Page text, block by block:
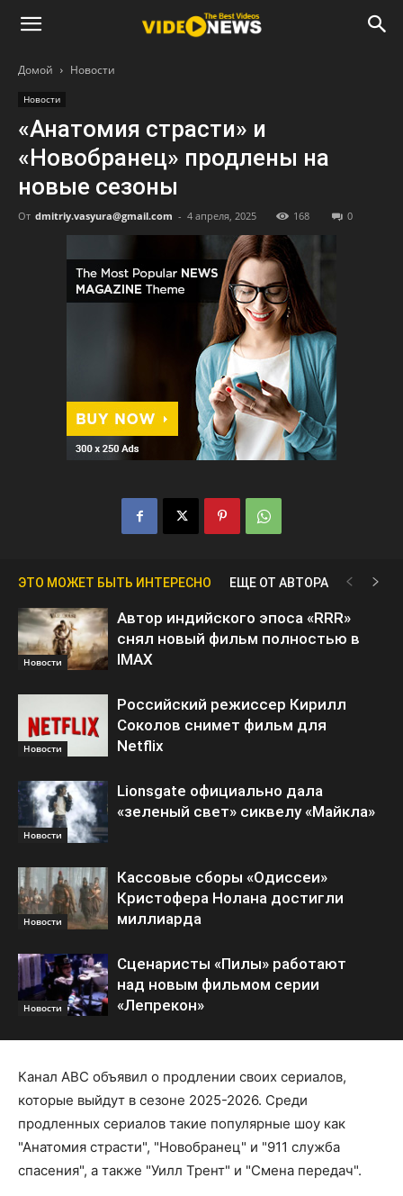
Домой Новости
Новости
«Анатомия страсти» и
«Новобранец» продлены на
новые сезоны
От dmitriy.vasyura@gmail.com - 4 апреля, 2025 168 0
ЭТО МОЖЕТ БЫТЬ ИНТЕРЕСНО ЕЩЕ ОТ АВТОРА
Новости
Автор индийского эпоса «RRR»
снял новый фильм полностью в
IMAX
Новости
Российский режиссер Кирилл
Соколов снимет фильм для
Netflix
Новости
Lionsgate официально дала
«зеленый свет» сиквелу «Майкла»
Новости
Кассовые сборы «Одиссеи»
Кристофера Нолана достигли
миллиарда
Новости
Сценаристы «Пилы» работают
над новым фильмом серии
«Лепрекон»
Канал ABC объявил о продлении своих сериалов,
которые выйдут в сезоне 2025-2026. Среди
продленных сериалов такие популярные шоу как
"Анатомия страсти", "Новобранец" и "911 служба
спасения", а также "Уилл Трент" и "Смена передач".